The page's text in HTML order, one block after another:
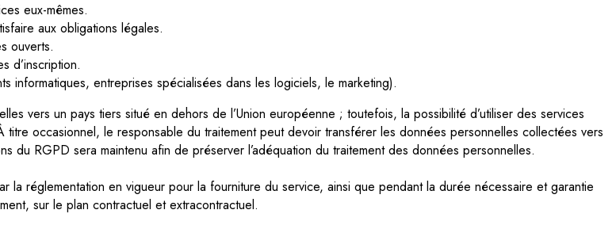
eux-mêmes.
aux obligations légales.
ouverts.
d’inscription.
informatiques, entreprises spécialisées dans les logiciels, le marketing).
vers un pays tiers situé en dehors de l’Union européenne ; toutefois, la possibilité d’utiliser des services
occasionnel, le responsable du traitement peut devoir transférer les données personnelles collectées vers
RGPD sera maintenu afin de préserver l’adéquation du traitement des données personnelles.
réglementation en vigueur pour la fourniture du service, ainsi que pendant la durée nécessaire et garantie
sur le plan contractuel et extracontractuel.